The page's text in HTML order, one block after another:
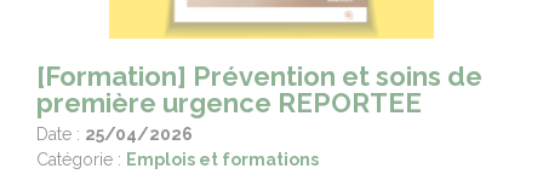
[Formation] Prévention et soins de
première urgence REPORTEE
Date : 25/04/2026
Catégorie : Emplois et formations